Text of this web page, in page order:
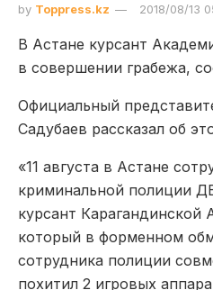
by Toppress.kz 2018/08/13
В Астане курсант
в совершении грабежа,
Официальный
Садубаев рассказал об
«11 августа в Астане
криминальной полиции
курсант
который в форменном
сотрудника полиции
похитил 2 игровых